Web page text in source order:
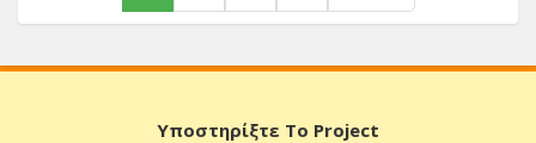
Υποστηρίξτε Το Project